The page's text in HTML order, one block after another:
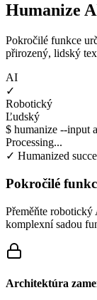
Humanize
Pokročilé funkce
přirozený, lidský
AI
✓
Robotický
Ľudský
$ humanize --input
Processing...
✓ Humanized
Pokročilé
Přeměňte robotický
komplexní sadou
Architektúra